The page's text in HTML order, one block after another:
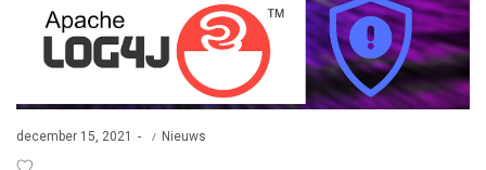
Posted
on
december 15, 2021
Posted
Nieuws